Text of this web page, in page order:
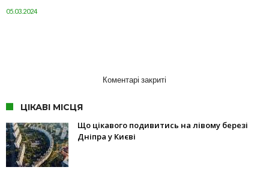
05.03.2024
Коментарі закриті
ЦІКАВІ МІСЦЯ
Що цікавого подивитись на лівому березі
Дніпра у Києві